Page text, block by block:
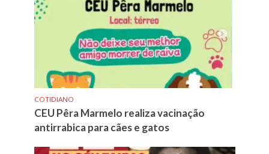
COTIDIANO
CEU Pêra Marmelo realiza vacinação
antirrabica para cães e gatos